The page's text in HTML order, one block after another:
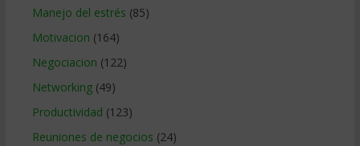
Manejo del estrés (85)
Motivacion (164)
Negociacion (122)
Networking(49)
Productividad (123)
Reuniones de negocios (24)